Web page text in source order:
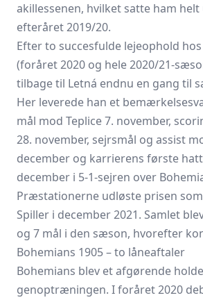
akillessenen, hvilket satte ham helt
efteråret 2019/20.
Efter to succesfulde lejeophold hos
(foråret 2020 og hele 2020/21-
tilbage til Letná endnu en gang til
Her leverede han et
mål mod Teplice 7. november,
28. november, sejrsmål og assist
december og karrierens første
december i 5-1-sejren over
Præstationerne udløste prisen
Spiller i december 2021. Samlet
og 7 mål i den sæson, hvorefter
Bohemians 1905 – to låneaftaler
Bohemians blev et afgørende
genoptræningen. I foråret 2020